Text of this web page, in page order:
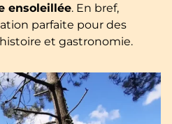
ensoleillée. En bref,
parfaite pour des
et gastronomie.